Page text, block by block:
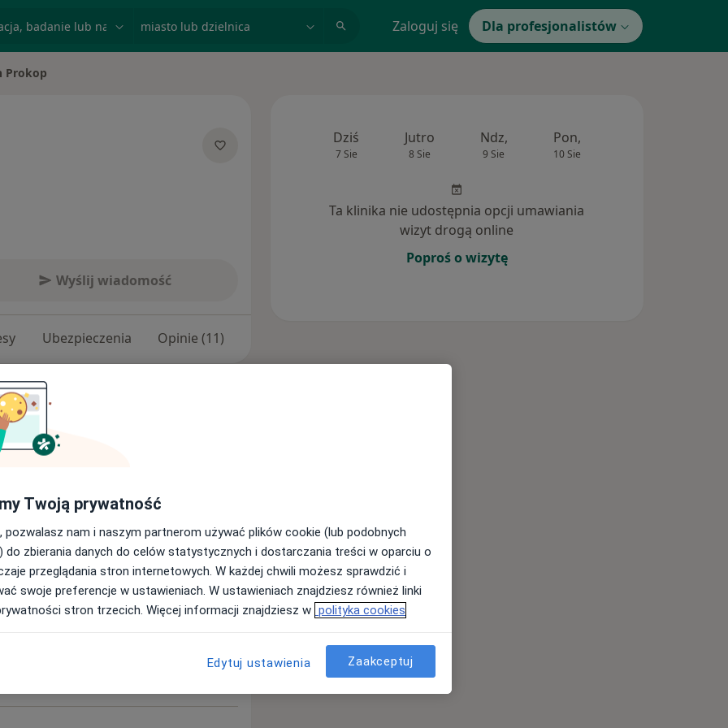
Zaloguj się Dla profesjonalistów
Prokop
Wyślij wiadomość
Ubezpieczenia Opinie (11)
Uzyskał dyplom umiejętności
Panendoskopii i
chirurgii ogólnej i endoskopii
Zespole Opieki Zdrowotnej
Pracowni Endoskopii.
w ramach Centrum
ul. Topolowa 33/4 i 7.
Dziś
7 Sie
Jutro
8 Sie
Ndz,
9 Sie
Pon,
10 Sie
Ta klinika nie udostępnia opcji umawiania
wizyt drogą online
Poproś o wizytę
Twoją prywatność
pozwalasz nam i naszym partnerom używać plików cookie (lub podobnych
do zbierania danych do celów statystycznych i dostarczania treści w oparciu o
przeglądania stron internetowych. W każdej chwili możesz sprawdzić i
swoje preferencje w ustawieniach. W ustawieniach znajdziesz również linki
stron trzecich. Więcej informacji znajdziesz w polityka cookies
Edytuj ustawienia Zaakceptuj